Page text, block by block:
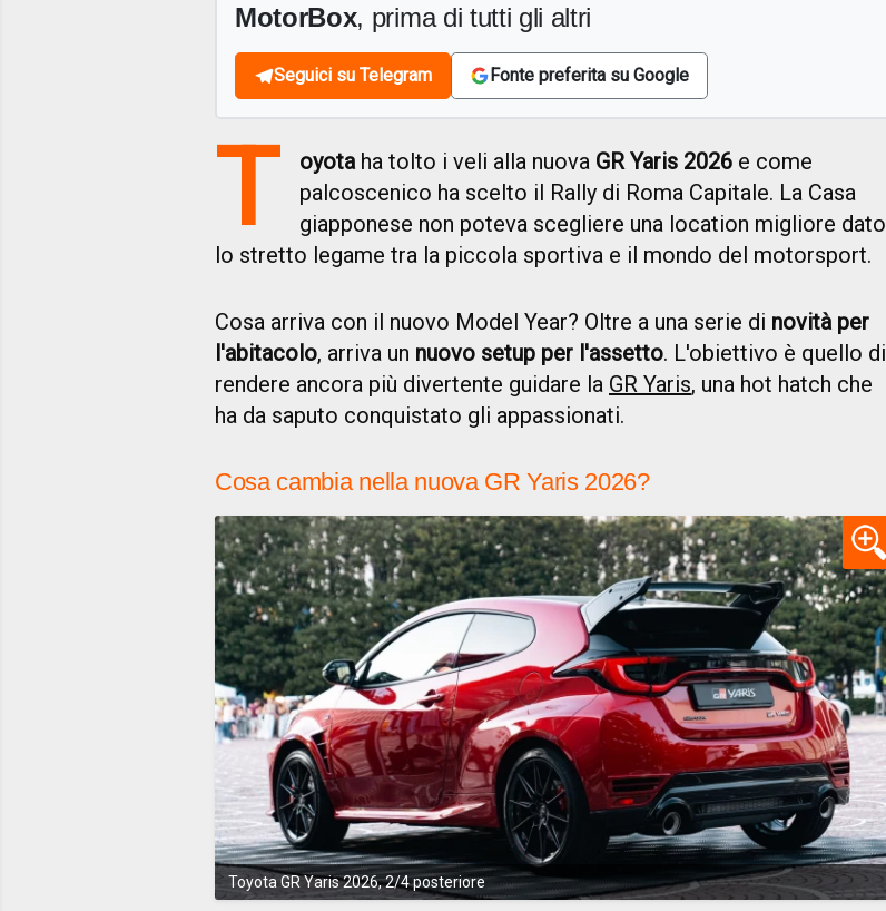
MotorBox, prima di tutti gli altri
Seguici su Telegram Fonte preferita su Google
T oyotaha tolto i veli alla nuova GR Yaris 2026 e come
palcoscenico ha scelto il Rally di Roma Capitale. La Casa
giapponese non poteva scegliere una location migliore dato
lo stretto legame tra la piccola sportiva e il mondo del motorsport.
Cosa arriva con il nuovo Model Year? Oltre a una serie di novità per
l'abitacolo, arriva un nuovo setup per l'assetto. L'obiettivo è quello di
rendere ancora più divertente guidare la GR Yaris, una hot hatch che
ha da saputo conquistato gli appassionati.
Cosa cambia nella nuova GR Yaris 2026?
Toyota GR Yaris 2026, 2/4 posteriore